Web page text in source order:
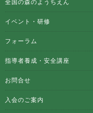
全国の森のようちえん
イベント・研修
フォーラム
指導者養成・安全講座
お問合せ
入会のご案内